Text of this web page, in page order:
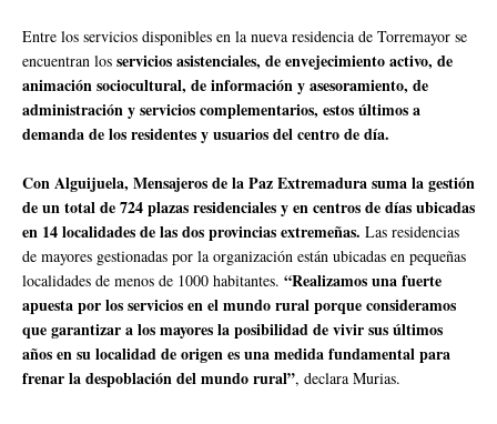
Entre los servicios disponibles en la nueva residencia de Torremayor se
encuentran los servicios asistenciales, de envejecimiento activo, de
animación sociocultural, de información y asesoramiento, de
administración y servicios complementarios, estos últimos a
demanda de los residentes y usuarios del centro de día.
Con Alguijuela, Mensajeros de la Paz Extremadura suma la gestión
de un total de 724 plazas residenciales y en centros de días ubicadas
en 14 localidades de las dos provincias extremeñas. Las residencias
de mayores gestionadas por la organización están ubicadas en pequeñas
localidades de menos de 1000 habitantes. “Realizamos una fuerte
apuesta por los servicios en el mundo rural porque consideramos
que garantizar a los mayores la posibilidad de vivir sus últimos
años en su localidad de origen es una medida fundamental para
frenar la despoblación del mundo rural”, declara Murias.